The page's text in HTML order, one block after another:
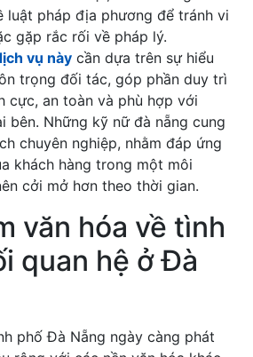
luật pháp địa phương để tránh vi
gặp rắc rối về pháp lý.
vụ này cần dựa trên sự hiểu
trọng đối tác, góp phần duy trì
cực, an toàn và phù hợp với
bên. Những kỹ nữ đà nẵng cung
chuyên nghiệp, nhằm đáp ứng
khách hàng trong một môi
cởi mở hơn theo thời gian.
văn hóa về tình
quan hệ ở Đà
phố Đà Nẵng ngày càng phát